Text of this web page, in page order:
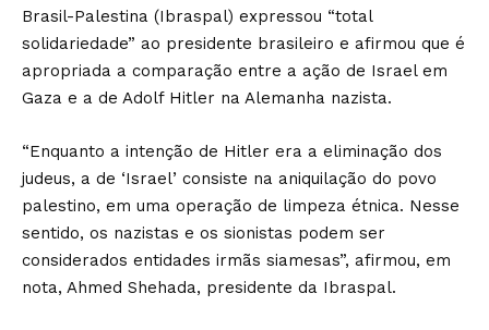
Brasil-Palestina (Ibraspal) expressou “total
solidariedade” ao presidente brasileiro e afirmou que é
apropriada a comparação entre a ação de Israel em
Gaza e a de Adolf Hitler na Alemanha nazista.
“Enquanto a intenção de Hitler era a eliminação dos
judeus, a de ‘Israel’ consiste na aniquilação do povo
palestino, em uma operação de limpeza étnica. Nesse
sentido, os nazistas e os sionistas podem ser
considerados entidades irmãs siamesas”, afirmou, em
nota, Ahmed Shehada, presidente da Ibraspal.